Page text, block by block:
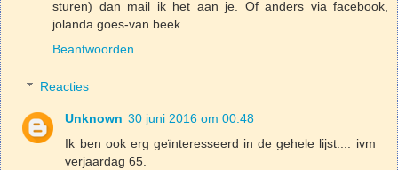
sturen) dan mail ik het aan je. Of anders via facebook,
jolanda goes-van beek.
Beantwoorden
Reacties
Unknown 30 juni 2016 om 00:48
Ik ben ook erg geïnteresseerd in de gehele lijst.... ivm
verjaardag 65.